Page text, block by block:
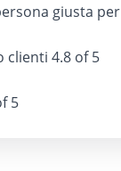
giusta
clienti 4.8 of 5
5